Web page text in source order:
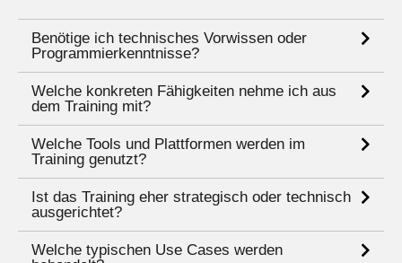
Benötige ich technisches Vorwissen oder
Programmierkenntnisse?
Welche konkreten Fähigkeiten nehme ich aus
dem Training mit?
Welche Tools und Plattformen werden im
Training genutzt?
Ist das Training eher strategisch oder technisch
ausgerichtet?
Welche typischen Use Cases werden